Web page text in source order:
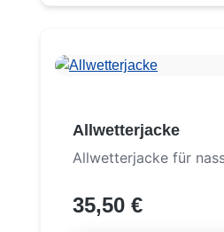
Allwetterjacke
Allwetterjacke für
35,50 €